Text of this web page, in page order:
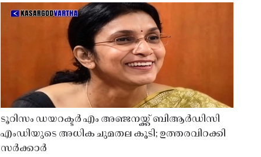
ടൂറിസം ഡയറക്ടർ എം അഞ്ജനയ്ക്ക് ബിആർഡിസി
എംഡിയുടെ അധിക ചുമതല കൂടി; ഉത്തരവിറക്കി
സർക്കാർ